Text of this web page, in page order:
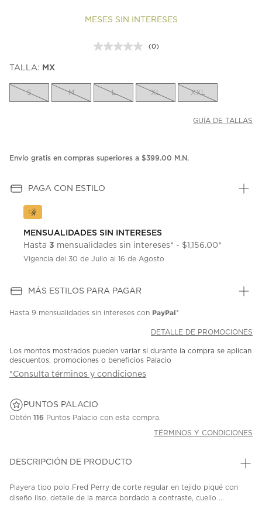
MESES SIN INTERESES
Sin
la
misma
(0)
TALLA: MX
S M L XL XXL
GUÍA DE TALLAS
Envío gratis en compras superiores a $399.00 M.N.
PAGA CON ESTILO
MENSUALIDADES SIN INTERESES
Hasta 3 mensualidades sin intereses* - $1,156.00*
Vigencia del 30 de Julio al 16 de Agosto
MÁS ESTILOS PARA PAGAR
Hasta 9 mensualidades sin intereses con PayPal*
DETALLE DE PROMOCIONES
Los montos mostrados pueden variar si durante la compra se aplican
descuentos, promociones o beneficios Palacio
*Consulta términos y condiciones
PUNTOS PALACIO
Obtén 116 Puntos Palacio con esta compra.
TÉRMINOS Y CONDICIONES
DESCRIPCIÓN DE PRODUCTO
Playera tipo polo Fred Perry de corte regular en tejido piqué con
diseño liso, detalle de la marca bordado a contraste, cuello ...